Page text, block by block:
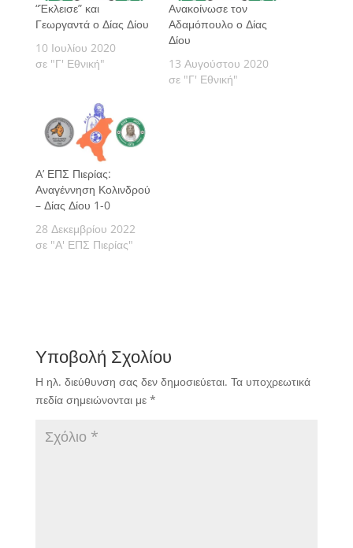
“Έκλεισε” και
Γεωργαντά ο Δίας Δίου
10 Ιουλίου 2020
σε "Γ' Εθνική"
Ανακοίνωσε τον
Αδαμόπουλο ο Δίας
Δίου
13 Αυγούστου 2020
σε "Γ' Εθνική"
Α’ ΕΠΣ Πιερίας:
Αναγέννηση Κολινδρού
– Δίας Δίου 1-0
28 Δεκεμβρίου 2022
σε "Α' ΕΠΣ Πιερίας"
Υποβολή Σχολίου
Η ηλ. διεύθυνση σας δεν δημοσιεύεται. Τα υποχρεωτικά
πεδία σημειώνονται με *